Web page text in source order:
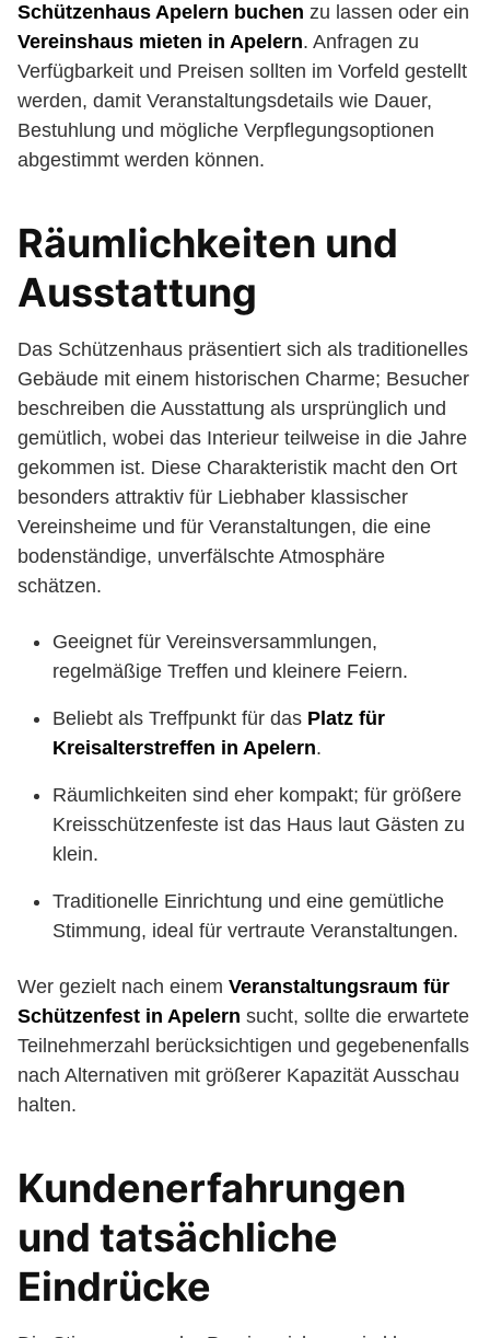
Schützenhaus Apelern buchen zu lassen oder ein
Vereinshaus mieten in Apelern. Anfragen zu
Verfügbarkeit und Preisen sollten im Vorfeld gestellt
werden, damit Veranstaltungsdetails wie Dauer,
Bestuhlung und mögliche Verpflegungsoptionen
abgestimmt werden können.
Räumlichkeiten und
Ausstattung
Das Schützenhaus präsentiert sich als traditionelles
Gebäude mit einem historischen Charme; Besucher
beschreiben die Ausstattung als ursprünglich und
gemütlich, wobei das Interieur teilweise in die Jahre
gekommen ist. Diese Charakteristik macht den Ort
besonders attraktiv für Liebhaber klassischer
Vereinsheime und für Veranstaltungen, die eine
bodenständige, unverfälschte Atmosphäre
schätzen.
Geeignet für Vereinsversammlungen,
regelmäßige Treffen und kleinere Feiern.
Beliebt als Treffpunkt für das Platz für
Kreisalterstreffen in Apelern.
Räumlichkeiten sind eher kompakt; für größere
Kreisschützenfeste ist das Haus laut Gästen zu
klein.
Traditionelle Einrichtung und eine gemütliche
Stimmung, ideal für vertraute Veranstaltungen.
Wer gezielt nach einem Veranstaltungsraum für
Schützenfest in Apelern sucht, sollte die erwartete
Teilnehmerzahl berücksichtigen und gegebenenfalls
nach Alternativen mit größerer Kapazität Ausschau
halten.
Kundenerfahrungen
und tatsächliche
Eindrücke